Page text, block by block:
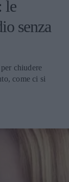
le
senza
chiudere
come ci si